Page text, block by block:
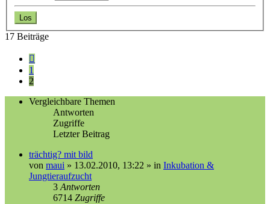
17 Beiträge
Vorherige
1
2
Vergleichbare Themen
Antworten
Zugriffe
Letzter Beitrag
trächtig? mit bild
von maui » 13.02.2010, 13:22 » in Inkubation &
Jungtieraufzucht
3 Antworten
6714 Zugriffe